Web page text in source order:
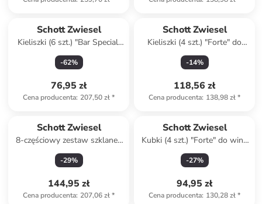
Schott Zwiesel
Kieliszki (6 szt.) "Bar Special"
do grappy - 113 ml
-62%
76,95 zł
Cena producenta: 207,50 zł*
Schott Zwiesel
Kieliszki (4 szt.) "Forte" do
białego wina - 404 ml
-14%
118,56 zł
Cena producenta: 138,98 zł*
Schott Zwiesel
8-częściowy zestaw szklanek
"Show"
-29%
144,95 zł
Cena producenta: 207,06 zł*
Schott Zwiesel
Kubki (4 szt.) "Forte" do wina
- 587 ml
-27%
94,95 zł
Cena producenta: 130,28 zł*